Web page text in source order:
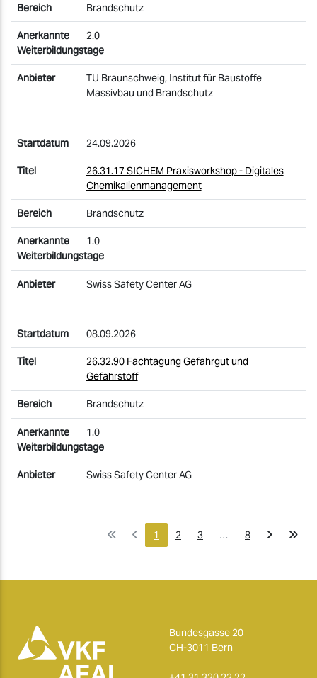
Brandschutz
2.0
TU Braunschweig, Institut für Baustoffe
Massivbau und Brandschutz
24.09.2026
26.31.17 SICHEM Praxisworkshop - Digitales
Chemikalienmanagement
Brandschutz
1.0
Swiss Safety Center AG
08.09.2026
26.32.90 Fachtagung Gefahrgut und
Gefahrstoff
Brandschutz
1.0
Swiss Safety Center AG
1 2 3 … 8
Bundesgasse 20
CH-3011 Bern